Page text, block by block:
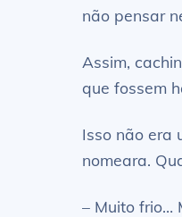
não pensar
Assim,
que fossem
Isso não era
nomeara.
– Muito frio…